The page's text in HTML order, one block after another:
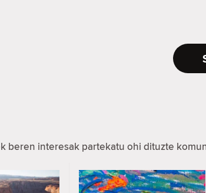
beren interesak partekatu ohi dituzte